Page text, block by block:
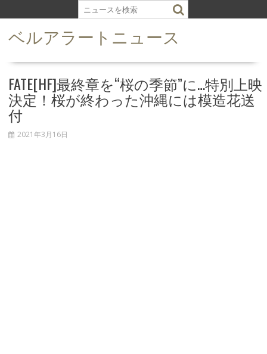
k
ベルアラートニュース
FATE[HF]最終章を“桜の季節”に…特別上映
決定！桜が終わった沖縄には模造花送
付
2021年3月16日